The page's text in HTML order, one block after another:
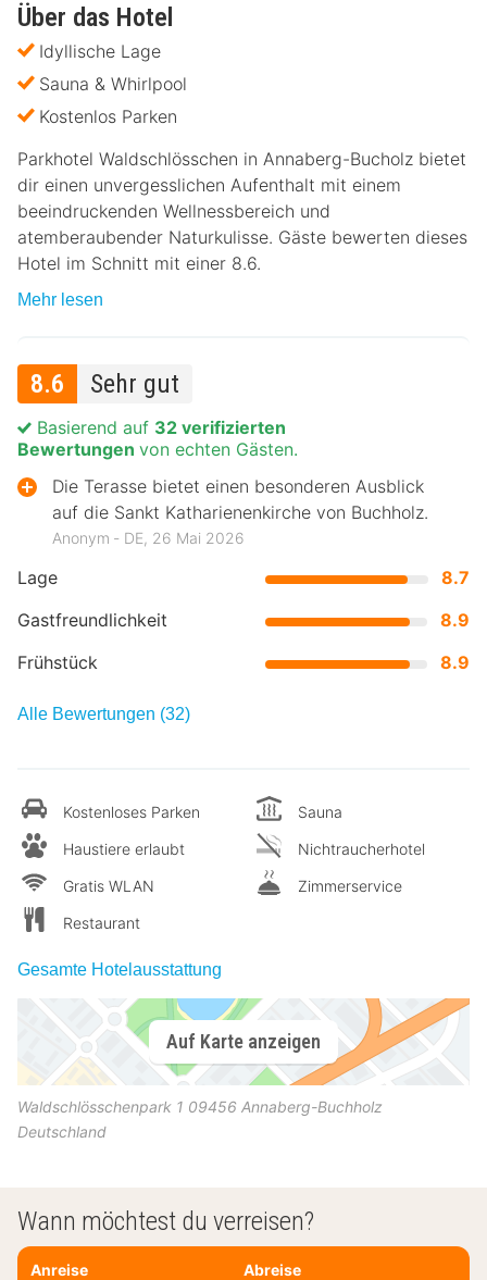
Über das Hotel
Idyllische Lage
Sauna & Whirlpool
Kostenlos Parken
Parkhotel Waldschlösschen in Annaberg-Bucholz bietet
dir einen unvergesslichen Aufenthalt mit einem
beeindruckenden Wellnessbereich und
atemberaubender Naturkulisse. Gäste bewerten dieses
Hotel im Schnitt mit einer 8.6.
Mehr lesen
8.6 Sehr gut
Lage
8.7
Gastfreundlichkeit
8.9
Frühstück
8.9
Basierend auf 32 verifizierten
Bewertungen von echten Gästen.
Die Terasse bietet einen besonderen Ausblick
auf die Sankt Katharienenkirche von Buchholz.
Anonym ‐ DE, 26 Mai 2026
Alle Bewertungen (32)
Kostenloses Parken
Haustiere erlaubt
Gratis WLAN
Restaurant
Sauna
Nichtraucherhotel
Zimmerservice
Gesamte Hotelausstattung
Auf Karte anzeigen
Waldschlösschenpark 1 09456 Annaberg-Buchholz
Deutschland
Wann möchtest du verreisen?
Anreise Abreise